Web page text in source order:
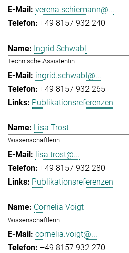
verena.schiemann@...
+49 8157 932 240
Ingrid Schwabl
Technische Assistentin
ingrid.schwabl@...
+49 8157 932 265
Publikationsreferenzen
Lisa Trost
Wissenschaftlerin
lisa.trost@...
+49 8157 932 280
Publikationsreferenzen
Cornelia Voigt
Wissenschaftlerin
cornelia.voigt@...
+49 8157 932 270